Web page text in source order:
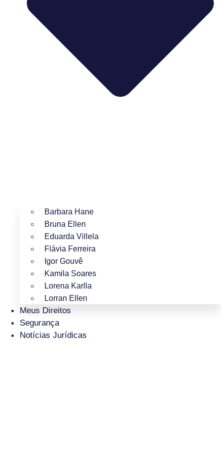
Barbara Hane
Bruna Ellen
Eduarda Villela
Flávia Ferreira
Igor Gouvê
Kamila Soares
Lorena Karlla
Lorran Ellen
Meus Direitos
Segurança
Notícias Jurídicas